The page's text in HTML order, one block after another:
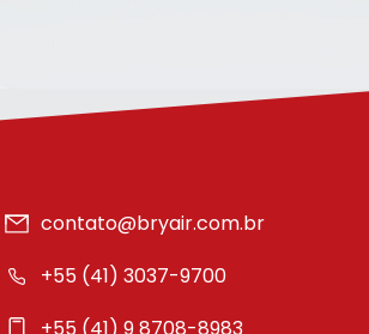
contato@bryair.com.br
+55 (41) 3037-9700
+55 (41) 9 8708-8983